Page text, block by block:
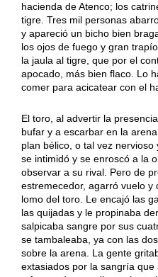
hacienda de Atenco; los
tigre. Tres mil personas
y apareció un bicho bien
los ojos de fuego y gran
la jaula al tigre, que por el
apocado, más bien flaco. Lo
comer para acicatear con el
El toro, al advertir la
bufar y a escarbar en la
plan bélico, o tal vez
se intimidó y se enroscó a la
observar a su rival. Pero de
estremecedor, agarró vuelo y
lomo del toro. Le encajó las
las quijadas y le propinaba
salpicaba sangre por sus
se tambaleaba, ya con las
sobre la arena. La gente
extasiados por la sangría que